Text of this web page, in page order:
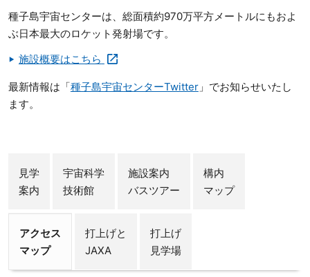
種子島宇宙センターは、総面積約970万平方メートルにもおよ
ぶ日本最大のロケット発射場です。
施設概要はこちら
最新情報は「種子島宇宙センターTwitter」でお知らせいたし
ます。
見学
案内
宇宙科学
技術館
施設案内
バスツアー
構内
マップ
アクセス
マップ
打上げと
JAXA
打上げ
見学場